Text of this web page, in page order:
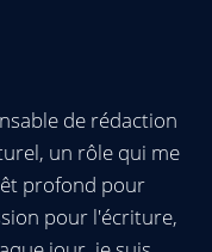
de rédaction
un rôle qui me
profond pour
pour l'écriture,